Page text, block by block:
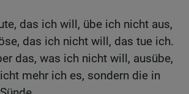
das ich will, übe ich nicht aus,
das ich nicht will, das tue ich.
das, was ich nicht will, ausübe,
mehr ich es, sondern die in